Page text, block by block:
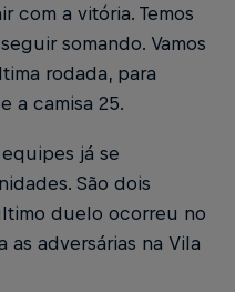
com a vitória. Temos
somando. Vamos
rodada, para
a camisa 25.
já se
São dois
duelo ocorreu no
as adversárias na Vila